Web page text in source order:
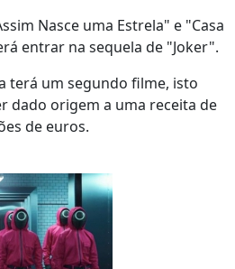
Nasce uma Estrela" e "Casa
entrar na sequela de "Joker".
terá um segundo filme, isto
dado origem a uma receita de
de euros.